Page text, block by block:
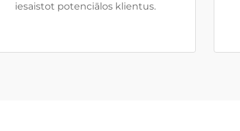
iesaistot potenciālos klientus.